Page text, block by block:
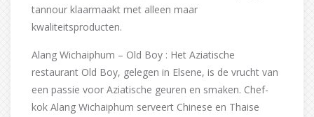
tannour klaarmaakt met alleen maar
kwaliteitsproducten.
Alang Wichaiphum – Old Boy : Het Aziatische
restaurant Old Boy, gelegen in Elsene, is de vrucht van
een passie voor Aziatische geuren en smaken. Chef-
kok Alang Wichaiphum serveert Chinese en Thaise